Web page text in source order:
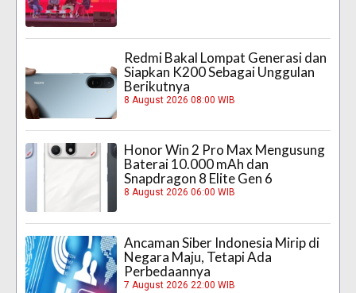
Redmi Bakal Lompat Generasi dan
Siapkan K200 Sebagai Unggulan
Berikutnya
8 August 2026 08:00 WIB
Honor Win 2 Pro Max Mengusung
Baterai 10.000 mAh dan
Snapdragon 8 Elite Gen 6
8 August 2026 06:00 WIB
Ancaman Siber Indonesia Mirip di
Negara Maju, Tetapi Ada
Perbedaannya
7 August 2026 22:00 WIB